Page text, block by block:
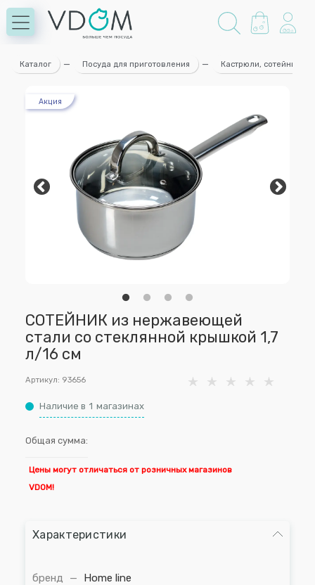
Каталог — Посуда для приготовления — Кастрюли, сотейники
Акция
СОТЕЙНИК из нержавеющей
стали со стеклянной крышкой 1,7
л/16 см
Артикул: 93656
Наличие в 1 магазинах
Общая сумма:
Цены могут отличаться от розничных магазинов
VDOM!
Характеристики
бренд —
Home line